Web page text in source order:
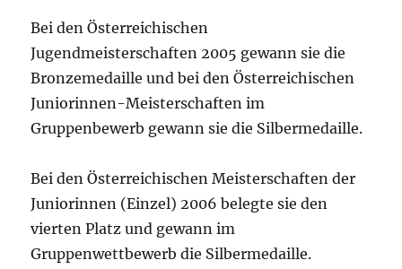
Bei den Österreichischen
Jugendmeisterschaften 2005 gewann sie die
Bronzemedaille und bei den Österreichischen
Juniorinnen-Meisterschaften im
Gruppenbewerb gewann sie die Silbermedaille.
Bei den Österreichischen Meisterschaften der
Juniorinnen (Einzel) 2006 belegte sie den
vierten Platz und gewann im
Gruppenwettbewerb die Silbermedaille.